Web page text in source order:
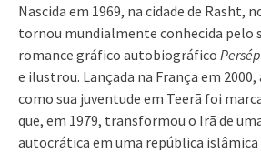
Nascida em 1969, na cidade de Rasht,
tornou mundialmente conhecida pelo
romance gráfico autobiográfico
e ilustrou. Lançada na França em
como sua juventude em Teerã foi
que, em 1979, transformou o Irã de
autocrática em uma república